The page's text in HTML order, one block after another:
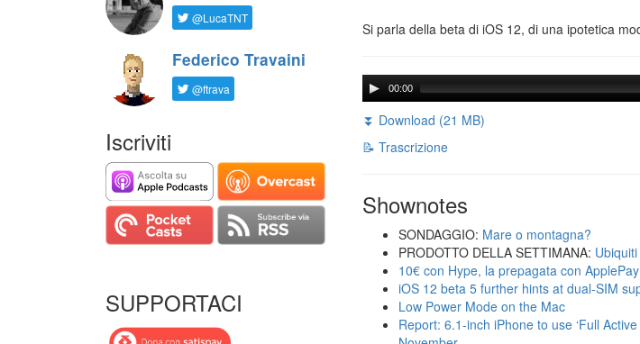
@LucaTNT
Federico Travaini
@ftrava
Iscriviti
SUPPORTACI
Si parla della beta di iOS 12, di una ipotetica
00:00
⏬ Download (21 MB)
📝 Trascrizione
Shownotes
SONDAGGIO: Mare o montagna?
PRODOTTO DELLA SETTIMANA:
10€ con Hype, la prepagata con ApplePay
iOS 12 beta 5 further hints at dual-SIM
Low Power Mode on the Mac
Report: 6.1-inch iPhone to use ‘Full